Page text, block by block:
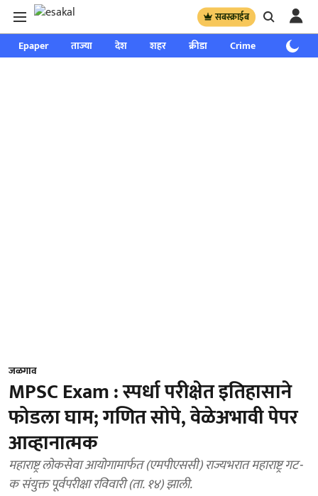
सबस्क्राईब
Epaper ताज्या देश शहर क्रीडा Crime साप्ताहिक
जळगाव
MPSC Exam : स्पर्धा परीक्षेत इतिहासाने
फोडला घाम; गणित सोपे, वेळेअभावी पेपर
आव्हानात्मक
महाराष्ट्र लोकसेवा आयोगामार्फत (एमपीएससी) राज्यभरात महाराष्ट्र गट-
क संयुक्त पूर्वपरीक्षा रविवारी (ता. १४) झाली.